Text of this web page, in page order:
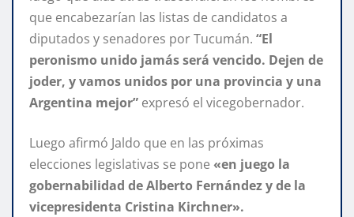
que encabezarían las listas de candidatos a
diputados y senadores por Tucumán. “El
peronismo unido jamás será vencido. Dejen de
joder, y vamos unidos por una provincia y una
Argentina mejor” expresó el vicegobernador.
Luego afirmó Jaldo que en las próximas
elecciones legislativas se pone «en juego la
gobernabilidad de Alberto Fernández y de la
vicepresidenta Cristina Kirchner».